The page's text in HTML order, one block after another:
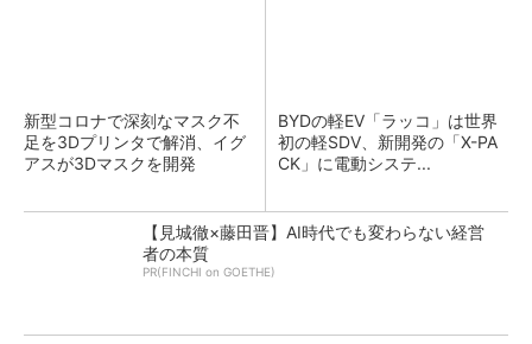
新型コロナで深刻なマスク不
足を3Dプリンタで解消、イグ
アスが3Dマスクを開発
BYDの軽EV「ラッコ」は世界
初の軽SDV、新開発の「X-PA
CK」に電動システ...
【見城徹×藤田晋】AI時代でも変わらない経営
者の本質
PR(FINCHI on GOETHE)